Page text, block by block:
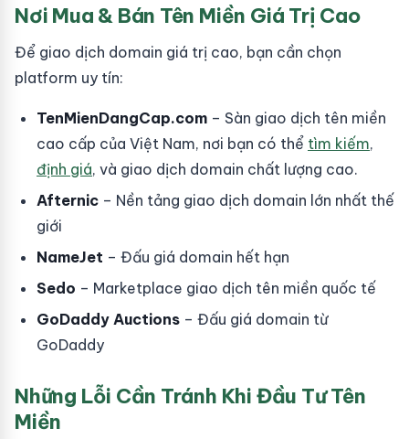
Nơi Mua & Bán Tên Miền Giá Trị Cao
Để giao dịch domain giá trị cao, bạn cần chọn
platform uy tín:
TenMienDangCap.com – Sàn giao dịch tên miền
cao cấp của Việt Nam, nơi bạn có thể tìm kiếm,
định giá, và giao dịch domain chất lượng cao.
Afternic – Nền tảng giao dịch domain lớn nhất thế
giới
NameJet – Đấu giá domain hết hạn
Sedo – Marketplace giao dịch tên miền quốc tế
GoDaddy Auctions – Đấu giá domain từ
GoDaddy
Những Lỗi Cần Tránh Khi Đầu Tư Tên
Miền